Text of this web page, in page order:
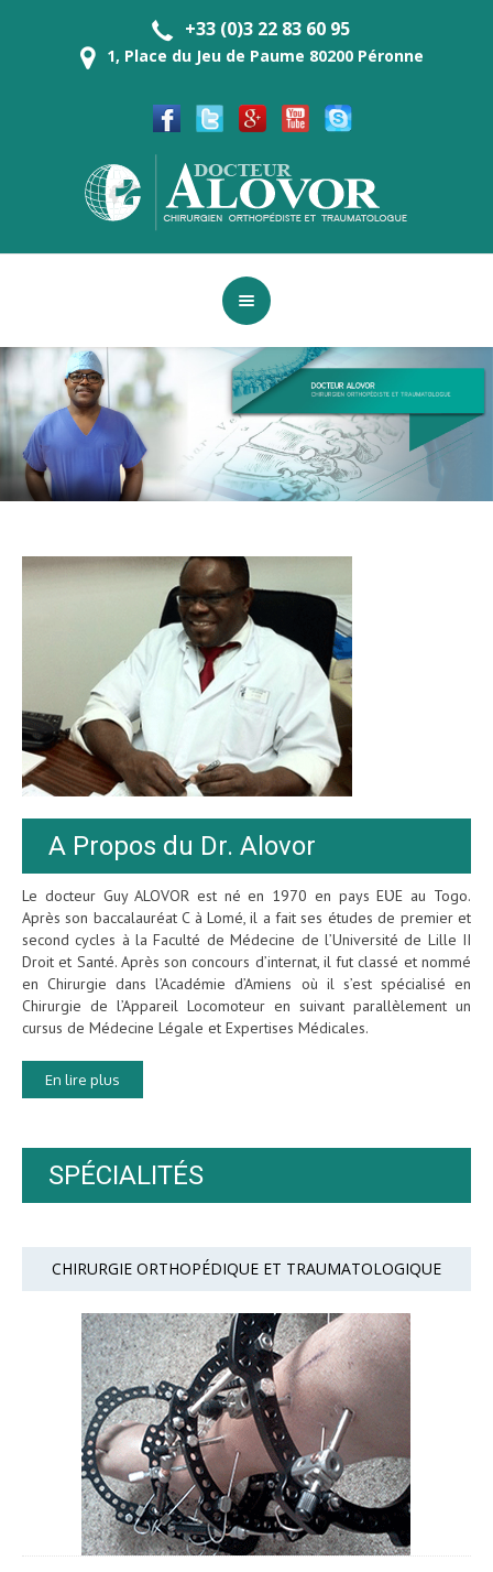
+33 (0)3 22 83 60 95
1, Place du Jeu de Paume 80200 Péronne
A Propos du Dr. Alovor
Le docteur Guy ALOVOR est né en 1970 en pays EƲE au Togo.
Après son baccalauréat C à Lomé, il a fait ses études de premier et
second cycles à la Faculté de Médecine de l’Université de Lille II
Droit et Santé. Après son concours d’internat, il fut classé et nommé
en Chirurgie dans l’Académie d’Amiens où il s’est spécialisé en
Chirurgie de l’Appareil Locomoteur en suivant parallèlement un
cursus de Médecine Légale et Expertises Médicales.
En lire plus
SPÉCIALITÉS
CHIRURGIE ORTHOPÉDIQUE ET TRAUMATOLOGIQUE